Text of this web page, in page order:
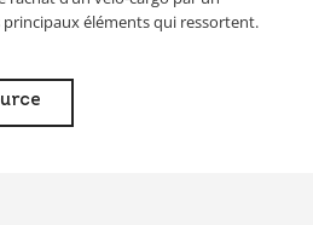
principaux éléments qui ressortent.